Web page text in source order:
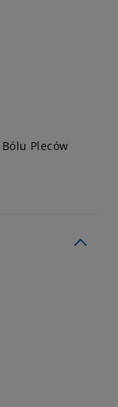
Pleców